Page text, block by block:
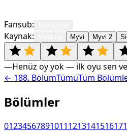
Fansub:
Kaynak: Myvi Myvi 2
—Henüz oy yok — ilk oyu sen
← 188. BölümTümüTüm
Bölümler
01234567891011121314151617